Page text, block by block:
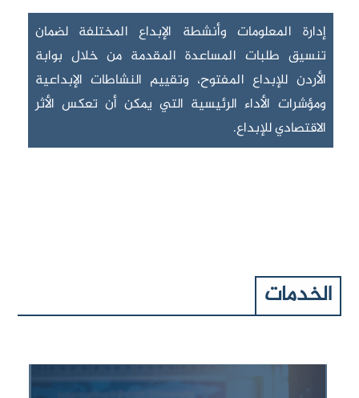
إدارة المعلومات وأنشطة الإبداع المختلفة لضمان
تنسيق طلبات المساعدة المقدمة من خلال بوابة
الأردن للإبداع المفتوح، وتقييم النشاطات الإبداعية
ومؤشرات الأداء الرئيسية التي يمكن أن تعكس الأثر
الاقتصادي للإبداع.
الخدمات